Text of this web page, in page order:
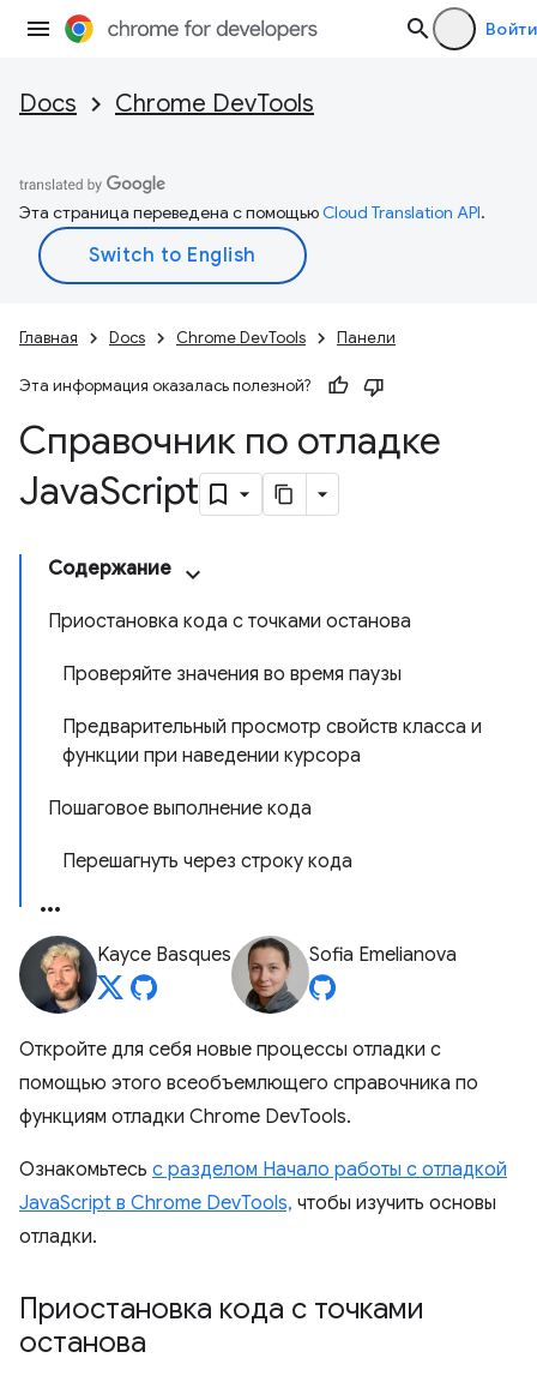
Войти
Docs Chrome DevTools
Эта страница переведена с помощьюCloud Translation API.
Главная Docs Chrome DevTools Панели
Эта информация оказалась полезной?
Справочник по отладке
JavaScript
Содержание
Приостановка кода с точками останова
Проверяйте значения во время паузы
Предварительный просмотр свойств класса и
функции при наведении курсора
Пошаговое выполнение кода
Перешагнуть через строку кода
Kayce Basques Sofia Emelianova
Откройте для себя новые процессы отладки с
помощью этого всеобъемлющего справочника по
функциям отладки Chrome DevTools.
Ознакомьтесь с разделом Начало работы с отладкой
JavaScript в Chrome DevTools, чтобы изучить основы
отладки.
Приостановка кода с точками
останова